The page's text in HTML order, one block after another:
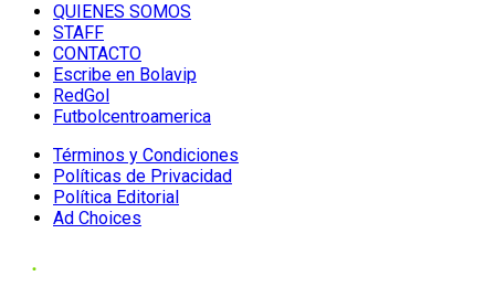
QUIENES SOMOS
STAFF
CONTACTO
Escribe en Bolavip
RedGol
Futbolcentroamerica
Términos y Condiciones
Políticas de Privacidad
Política Editorial
Ad Choices